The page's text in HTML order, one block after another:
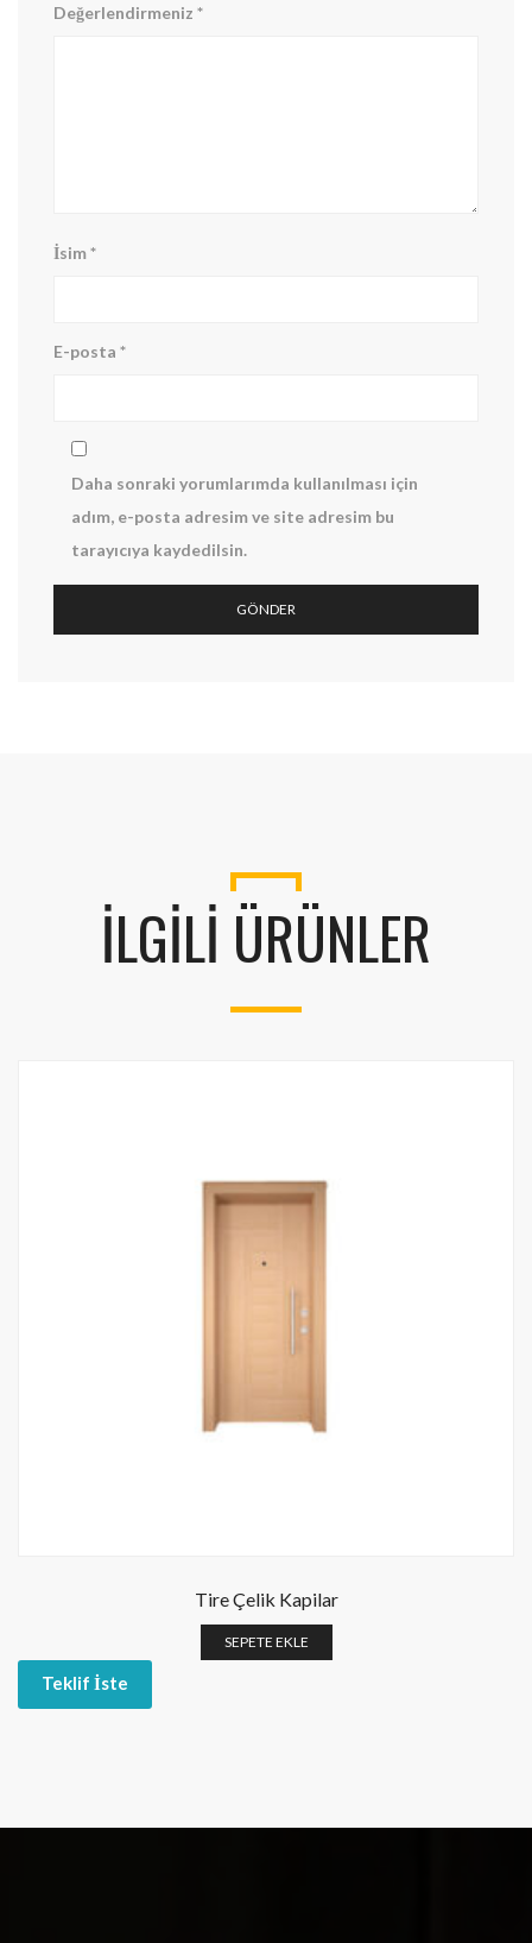
Değerlendirmeniz *
İsim*
E-posta *
Daha sonraki yorumlarımda kullanılması için
adım, e-posta adresim ve site adresim bu
tarayıcıya kaydedilsin.
İLGILI ÜRÜNLER
Tire Çelik Kapilar
SEPETE EKLE
Teklif İste